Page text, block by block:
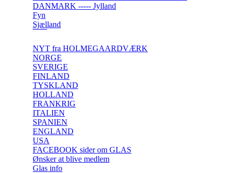
DANMARK ----- Jylland
Fyn
Sjælland
NYT fra HOLMEGAARDVÆRK
NORGE
SVERIGE
FINLAND
TYSKLAND
HOLLAND
FRANKRIG
ITALIEN
SPANIEN
ENGLAND
USA
FACEBOOK sider om GLAS
Ønsker at blive medlem
Glas info